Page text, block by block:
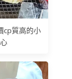
cp質高的小